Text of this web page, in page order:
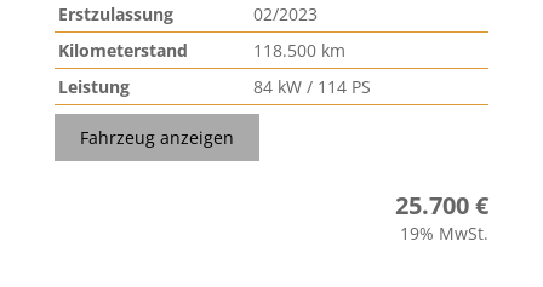
Erstzulassung
02/2023
Kilometerstand
118.500 km
Leistung
84 kW / 114 PS
Fahrzeug anzeigen
25.700 €
19% MwSt.